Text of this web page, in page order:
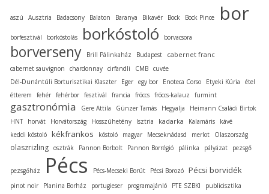
aszú Ausztria Badacsony Balaton Baranya Bikavér Bock Bock Pince bor
borfesztivál borkóstolás borkóstoló borvacsora
borverseny Brill Pálinkaház Budapest cabernet franc
cabernet sauvignon chardonnay cirfandli CMB cuvée
Dél-Dunántúli Borturisztikai Klaszter
Eger egy bor Enoteca Corso Etyeki Kúria
étel
étterem
fehér fehérbor fesztivál francia fröccs fröccs-kalauz furmint
gasztronómia Gere Attila Günzer Tamás Hegyalja
Heimann Családi Birtok
HNT
horvát Horvátország Hosszúhetény Isztria kadarka Kalamáris
kávé
keddi kóstoló kékfrankos kóstoló magyar Mecseknádasd merlot Olaszország
olaszrizling osztrák Pannon Borbolt Pannon Borrégió pálinka pályázat pezsgő
pezsgőház Pécs Pécs-Mecseki Borút Pécsi Borozó Pécsi borvidék
pinot noir Planina Borház portugieser programajánló PTE SZBKI
publicisztika